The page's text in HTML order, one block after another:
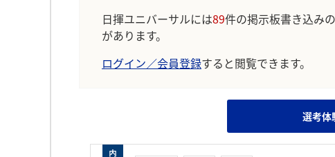
日揮ユニバーサルには89件の掲示板書き込み
があります。
ログイン／会員登録すると閲覧できます。
選考体